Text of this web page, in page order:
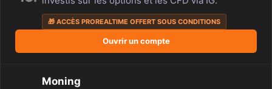
🎁 ACCÈS PROREALTIME OFFERT SOUS CONDITIONS
Ouvrir un compte
Moning